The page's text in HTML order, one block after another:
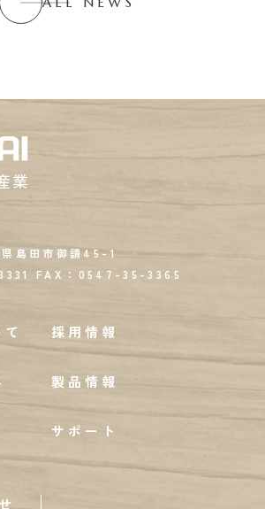
業
島田市御請45-1
FAX： 0547-35-3365
採用情報
製品情報
サポート